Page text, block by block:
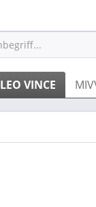
LEO VINCE